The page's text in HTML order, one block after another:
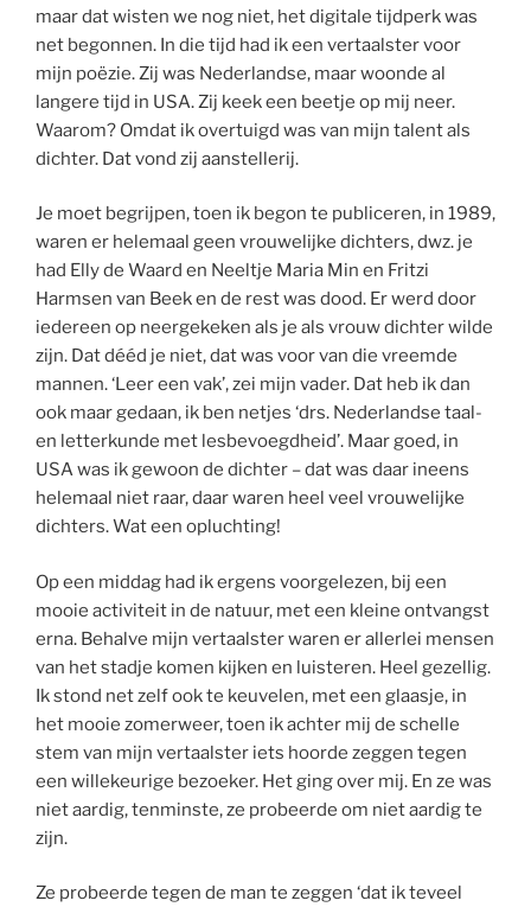
maar dat wisten we nog niet, het digitale tijdperk was
net begonnen. In die tijd had ik een vertaalster voor
mijn poëzie. Zij was Nederlandse, maar woonde al
langere tijd in USA. Zij keek een beetje op mij neer.
Waarom? Omdat ik overtuigd was van mijn talent als
dichter. Dat vond zij aanstellerij.
Je moet begrijpen, toen ik begon te publiceren, in 1989,
waren er helemaal geen vrouwelijke dichters, dwz. je
had Elly de Waard en Neeltje Maria Min en Fritzi
Harmsen van Beek en de rest was dood. Er werd door
iedereen op neergekeken als je als vrouw dichter wilde
zijn. Dat dééd je niet, dat was voor van die vreemde
mannen. ‘Leer een vak’, zei mijn vader. Dat heb ik dan
ook maar gedaan, ik ben netjes ‘drs. Nederlandse taal-
en letterkunde met lesbevoegdheid’. Maar goed, in
USA was ik gewoon de dichter – dat was daar ineens
helemaal niet raar, daar waren heel veel vrouwelijke
dichters. Wat een opluchting!
Op een middag had ik ergens voorgelezen, bij een
mooie activiteit in de natuur, met een kleine ontvangst
erna. Behalve mijn vertaalster waren er allerlei mensen
van het stadje komen kijken en luisteren. Heel gezellig.
Ik stond net zelf ook te keuvelen, met een glaasje, in
het mooie zomerweer, toen ik achter mij de schelle
stem van mijn vertaalster iets hoorde zeggen tegen
een willekeurige bezoeker. Het ging over mij. En ze was
niet aardig, tenminste, ze probeerde om niet aardig te
zijn.
Ze probeerde tegen de man te zeggen ‘dat ik teveel